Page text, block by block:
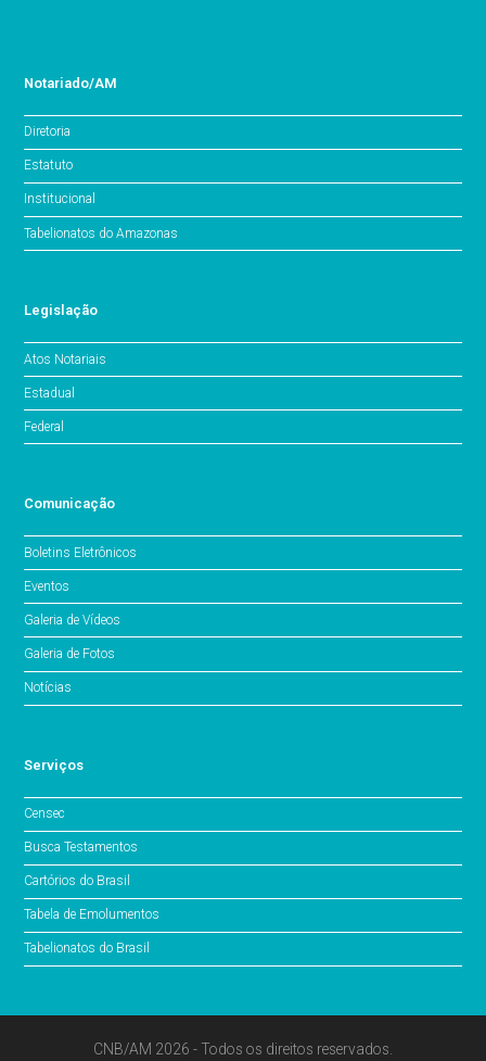
Notariado/AM
Diretoria
Estatuto
Institucional
Tabelionatos do Amazonas
Legislação
Atos Notariais
Estadual
Federal
Comunicação
Boletins Eletrônicos
Eventos
Galeria de Vídeos
Galeria de Fotos
Notícias
Serviços
Censec
Busca Testamentos
Cartórios do Brasil
Tabela de Emolumentos
Tabelionatos do Brasil
CNB/AM 2026 - Todos os direitos reservados.